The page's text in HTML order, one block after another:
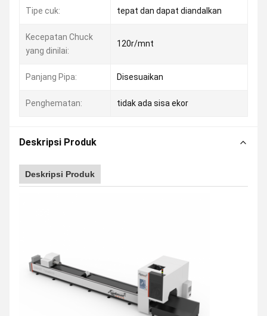
Tipe cuk: tepat dan dapat diandalkan
Kecepatan Chuck
yang dinilai:
120r/mnt
Panjang Pipa: Disesuaikan
Penghematan: tidak ada sisa ekor
Deskripsi Produk
Deskripsi Produk